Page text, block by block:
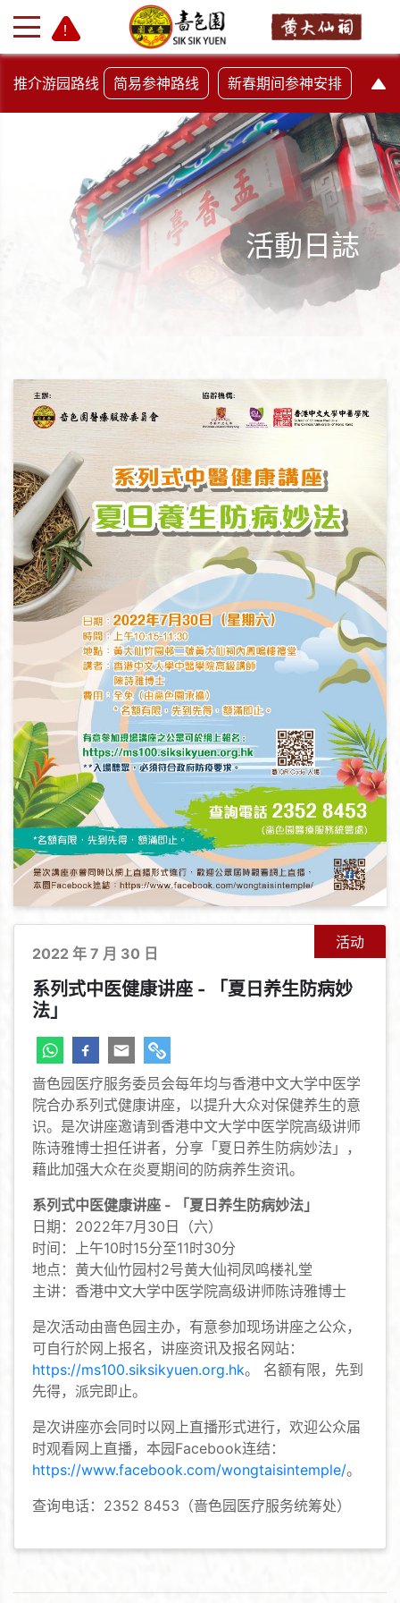
+
推介游园路线 简易参神路线 新春期间参神安排
活動日誌
活动
2022 年 7 月 30 日
系列式中医健康讲座 - 「夏日养生防病妙
法」
啬色园医疗服务委员会每年均与香港中文大学中医学
院合办系列式健康讲座，以提升大众对保健养生的意
识。是次讲座邀请到香港中文大学中医学院高级讲师
陈诗雅博士担任讲者，分享「夏日养生防病妙法」，
藉此加强大众在炎夏期间的防病养生资讯。
系列式中医健康讲座 - 「夏日养生防病妙法」
日期：2022年7月30日（六）
时间：上午10时15分至11时30分
地点：黄大仙竹园村2号黄大仙祠凤鸣楼礼堂
主讲：香港中文大学中医学院高级讲师陈诗雅博士
是次活动由啬色园主办，有意参加现场讲座之公众，
可自行於网上报名，讲座资讯及报名网站：
https://ms100.siksikyuen.org.hk。 名额有限，先到
先得，派完即止。
是次讲座亦会同时以网上直播形式进行，欢迎公众届
时观看网上直播，本园Facebook连结：
https://www.facebook.com/wongtaisintemple/。
查询电话：2352 8453（啬色园医疗服务统筹处）